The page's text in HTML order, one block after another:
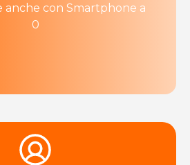
anche con Smartphone a
0